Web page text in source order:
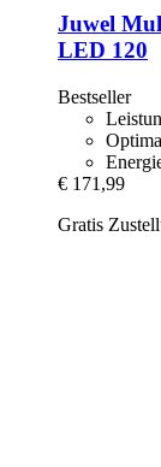
Juwel
LED 120
Bestseller
€ 171,99
Gratis